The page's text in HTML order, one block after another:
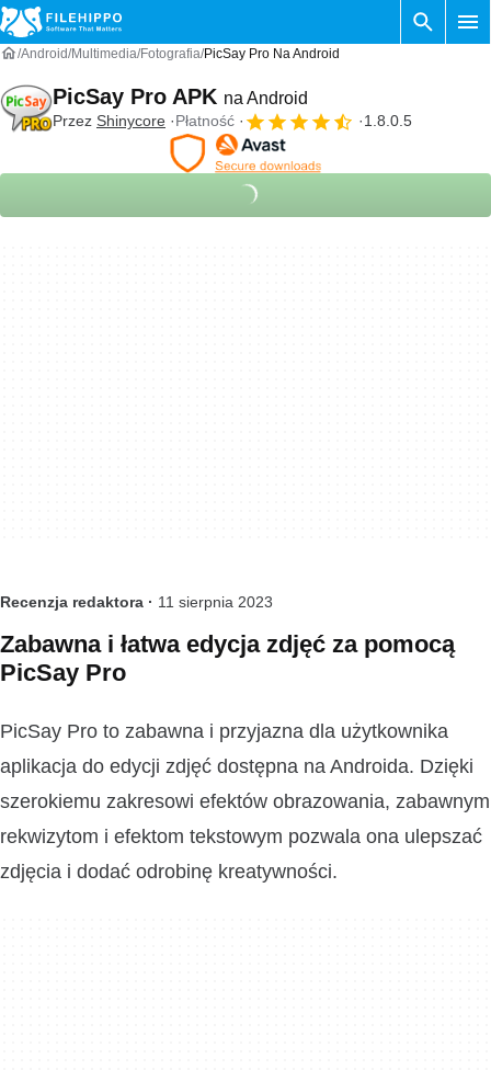
Android Multimedia Fotografia PicSay Pro Na Android
PicSay Pro APK na Android
Przez Shinycore Płatność 1.8.0.5
Recenzja redaktora · 11 sierpnia 2023
Zabawna i łatwa edycja zdjęć za pomocą
PicSay Pro
PicSay Pro to zabawna i przyjazna dla użytkownika
aplikacja do edycji zdjęć dostępna na Androida. Dzięki
szerokiemu zakresowi efektów obrazowania, zabawnym
rekwizytom i efektom tekstowym pozwala ona ulepszać
zdjęcia i dodać odrobinę kreatywności.